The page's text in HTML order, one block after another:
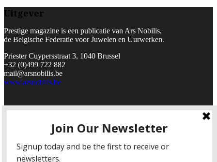
Uitgever
Prestige magazine is een publicatie van Ars Nobilis,
de Belgische Federatie voor Juwelen en Uurwerken.
Priester Cuypersstraat 3, 1040 Brussel
+32 (0)499 722 882
mail@arsnobilis.be
www.arsnobilis.be
INK THE IMAGE BUILDERS
Brandekensweg 13, B-2627 Antwerp
+32 (0)3 289 27 30